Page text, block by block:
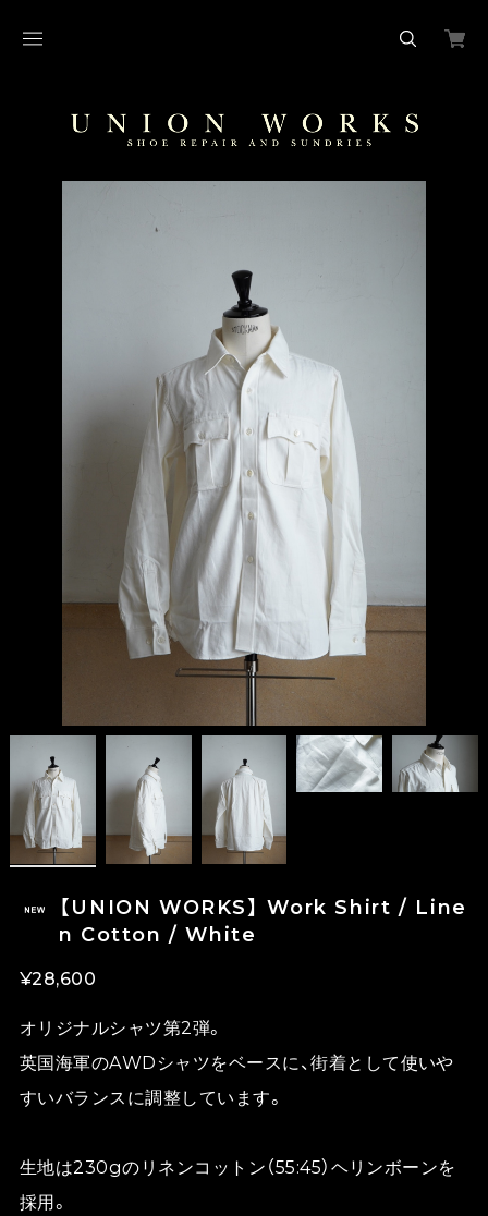
【UNION WORKS】 Work Shirt / Line
n Cotton / White
¥28,600
オリジナルシャツ第2弾。
英国海軍のAWDシャツをベースに、街着として使いや
すいバランスに調整しています。
生地は230gのリネンコットン（55:45）ヘリンボーンを
採用。